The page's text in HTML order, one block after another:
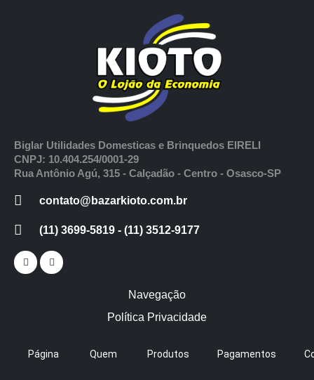
Biglar Utilidades Domesticas e Brinquedos EIRELI
CNPJ: 10.404.254/0001-29
Rua Antônio Agú, 315 - Calçadão - Centro - Osasco-SP
contato@bazarkioto.com.br
(11) 3699-5819 - (11) 3512-9177
Navegação
Política Privacidade
Página Quem Produtos Pagamentos